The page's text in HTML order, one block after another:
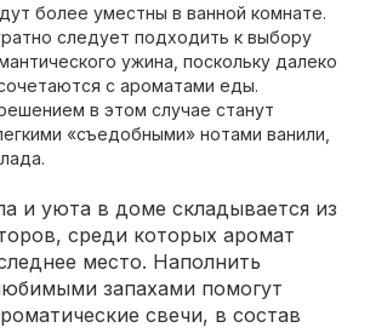
более уместны в ванной комнате.
следует подходить к выбору
ужина, поскольку далеко
с ароматами еды.
в этом случае станут
«съедобными» нотами ванили,
и уюта в доме складывается из
среди которых аромат
место. Наполнить
запахами помогут
свечи, в состав